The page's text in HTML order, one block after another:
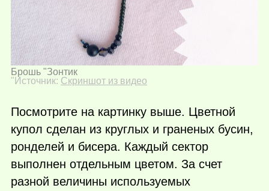
Брошь "Зонтик
"Источник: Скриншот из видео
Посмотрите на картинку выше. Цветной
купол сделан из круглых и граненых бусин,
ронделей и бисера. Каждый сектор
выполнен отдельным цветом. За счет
разной величины используемых